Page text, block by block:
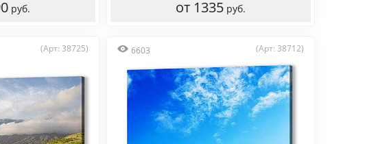
руб. от 1335 руб.
(Арт: 38725) 6603 (Арт: 38712)